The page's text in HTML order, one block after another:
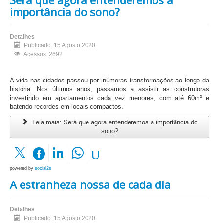
importância do sono?
Detalhes
Publicado: 15 Agosto 2020
Acessos: 2692
A vida nas cidades passou por inúmeras transformações ao longo da
história. Nos últimos anos, passamos a assistir as construtoras
investindo em apartamentos cada vez menores, com até 60m² e
batendo recordes em locais compactos.
Leia mais: Será que agora entenderemos a importância do
sono?
powered by social2s
A estranheza nossa de cada dia
Detalhes
Publicado: 15 Agosto 2020